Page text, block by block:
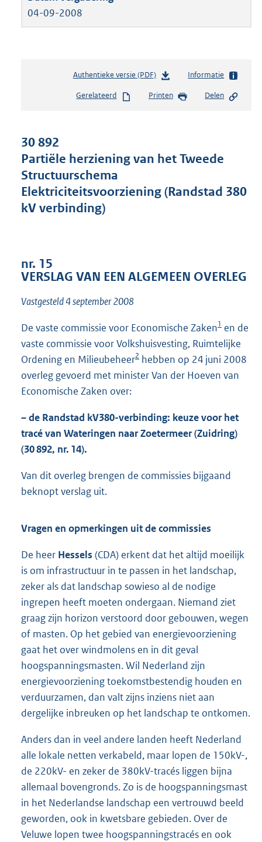
04-09-2008
Authentieke versie (PDF)b
s
s
o
4
4
Informatie
Gerelateerd Printen Delen
30 892
Partiële herziening van het Tweede
Structuurschema
Elektriciteitsvoorziening (Randstad 380
kV verbinding)
nr. 15
VERSLAG VAN EEN ALGEMEEN OVERLEG
Vastgesteld 4 september 2008
De vaste commissie voor Economische Zaken1 en de
vaste commissie voor Volkshuisvesting, Ruimtelijke
Ordening en Milieubeheer2 hebben op 24 juni 2008
overleg gevoerd met minister Van der Hoeven van
Economische Zaken over:
– de Randstad kV380-verbinding: keuze voor het
tracé van Wateringen naar Zoetermeer (Zuidring)
(30 892, nr. 14).
Van dit overleg brengen de commissies bijgaand
beknopt verslag uit.
Vragen en opmerkingen uit de commissies
De heer Hessels (CDA) erkent dat het altijd moeilijk
is om infrastructuur in te passen in het landschap,
zeker als dat landschap sowieso al de nodige
ingrepen heeft moeten ondergaan. Niemand ziet
graag zijn horizon verstoord door gebouwen, wegen
of masten. Op het gebied van energievoorziening
gaat het over windmolens en in dit geval
hoogspanningsmasten. Wil Nederland zijn
energievoorziening toekomstbestendig houden en
verduurzamen, dan valt zijns inziens niet aan
dergelijke inbreuken op het landschap te ontkomen.
Anders dan in veel andere landen heeft Nederland
alle lokale netten verkabeld, maar lopen de 150kV-,
de 220kV- en zeker de 380kV-tracés liggen bijna
allemaal bovengronds. Zo is de hoogspanningsmast
in het Nederlandse landschap een vertrouwd beeld
geworden, ook in kwetsbare gebieden. Over de
Veluwe lopen twee hoogspanningstracés en ook